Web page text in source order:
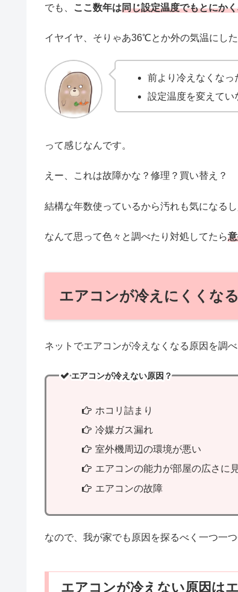
でも、 ここ数年は同じ設定温度でもとにか
イヤイヤ、そりゃあ36℃とか外の気温にし
前より冷えなくなっ
設定温度を変えてい
って感じなんです。
えー、これは故障かな？修理？買い替え？
結構な年数使っているから汚れも気になる
なんて思って色々と調べたり対処してたら
エアコンが冷えにくくな
ネットでエアコンが冷えなくなる原因を調
エアコンが冷えない原因？
ホコリ詰まり
冷媒ガス漏れ
室外機周辺の環境が悪い
エアコンの能力が部屋の広さに
エアコンの故障
なので、我が家でも原因を探るべく一つ一
エアコンが冷えない原因は